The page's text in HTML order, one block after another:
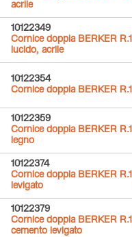
acrile
10122349
Cornice doppia BERKER
lucido, acrile
10122354
Cornice doppia BERKER
10122359
Cornice doppia BERKER
legno
10122374
Cornice doppia BERKER
levigato
10122379
Cornice doppia BERKER
cemento levigato